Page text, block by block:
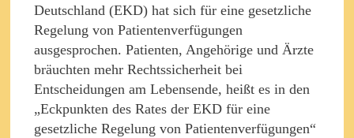
Deutschland (EKD) hat sich für eine gesetzliche
Regelung von Patientenverfügungen
ausgesprochen. Patienten, Angehörige und Ärzte
bräuchten mehr Rechtssicherheit bei
Entscheidungen am Lebensende, heißt es in den
„Eckpunkten des Rates der EKD für eine
gesetzliche Regelung von Patientenverfügungen“